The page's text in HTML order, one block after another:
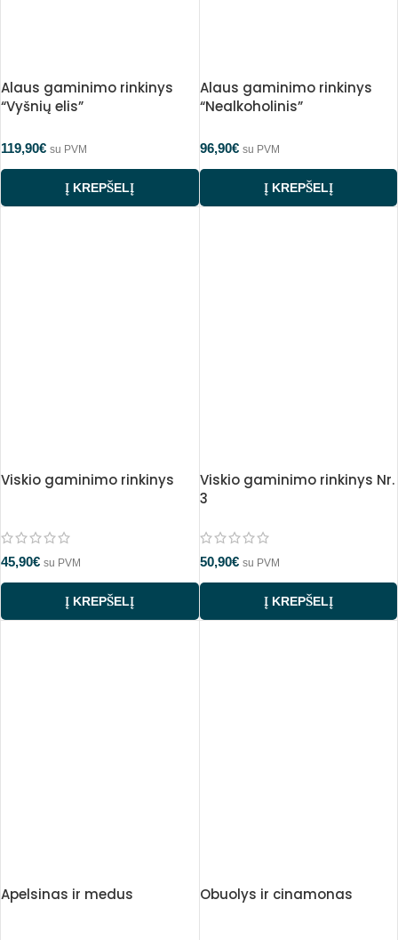
Alaus gaminimo rinkinys
“Vyšnių elis”
119,90€ su PVM
Į KREPŠELĮ
Alaus gaminimo rinkinys
“Nealkoholinis”
96,90€ su PVM
Į KREPŠELĮ
Viskio gaminimo rinkinys
45,90€ su PVM
Į KREPŠELĮ
Viskio gaminimo rinkinys Nr.
3
50,90€ su PVM
Į KREPŠELĮ
Apelsinas ir medus Obuolys ir cinamonas